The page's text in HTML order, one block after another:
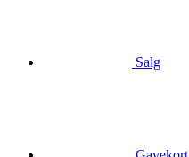
Salg